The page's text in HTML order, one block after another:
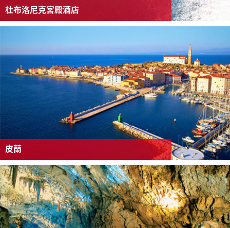
杜布洛尼克宮殿酒店
皮蘭